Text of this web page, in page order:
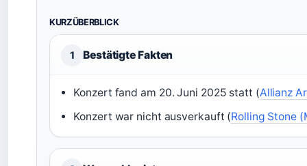
KURZÜBERBLICK
1 Bestätigte Fakten
Konzert fand am 20. Juni 2025 statt (Allianz
Konzert war nicht ausverkauft (Rolling Stone